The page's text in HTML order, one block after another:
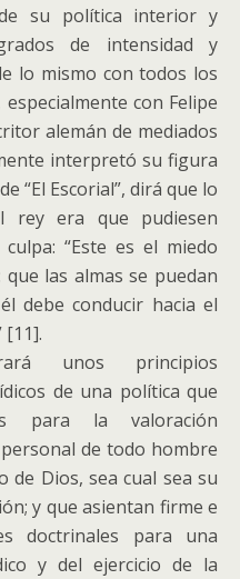
su política interior y
de intensidad y
lo mismo con todos los
con Felipe
alemán de mediados
interpretó su figura
“El Escorial”, dirá que lo
rey era que pudiesen
“Este es el miedo
las almas se puedan
debe conducir hacia el
[11].
unos principios
de una política que
para la valoración
de todo hombre
de Dios, sea cual sea su
y que asientan firme e
doctrinales para una
y del ejercicio de la